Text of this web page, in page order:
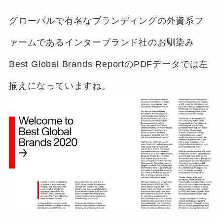
グローバルで有名なブランディングの外資系フ
ァームであるインターブランド社のお馴染み
Best Global Brands ReportのPDFデータでは左
揃えになっていますね。